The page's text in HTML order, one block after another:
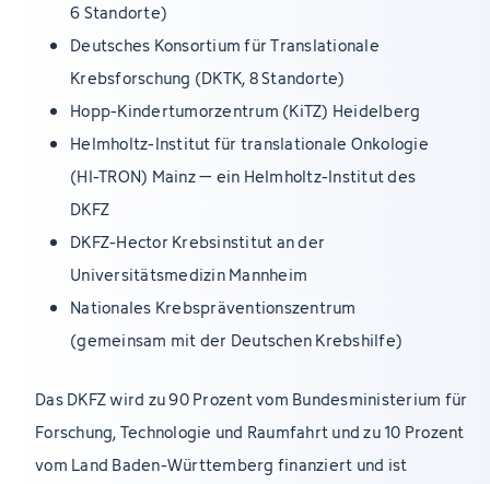
6 Standorte)
Deutsches Konsortium für Translationale
Krebsforschung (DKTK, 8 Standorte)
Hopp-Kindertumorzentrum (KiTZ) Heidelberg
Helmholtz-Institut für translationale Onkologie
(HI-TRON) Mainz – ein Helmholtz-Institut des
DKFZ
DKFZ-Hector Krebsinstitut an der
Universitätsmedizin Mannheim
Nationales Krebspräventionszentrum
(gemeinsam mit der Deutschen Krebshilfe)
Das DKFZ wird zu 90 Prozent vom Bundesministerium für
Forschung, Technologie und Raumfahrt und zu 10 Prozent
vom Land Baden-Württemberg finanziert und ist